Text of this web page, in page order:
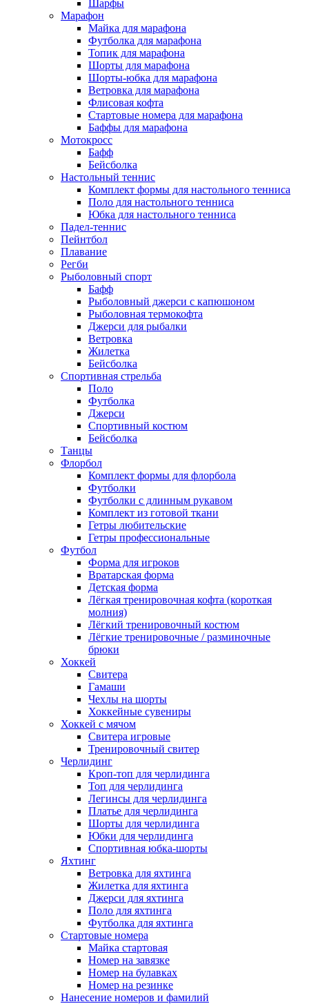
Шарфы
Марафон
Майка для марафона
Футболка для марафона
Топик для марафона
Шорты для марафона
Шорты-юбка для марафона
Ветровка для марафона
Флисовая кофта
Стартовые номера для марафона
Баффы для марафона
Мотокросс
Бафф
Бейсболка
Настольный теннис
Комплект формы для настольного тенниса
Поло для настольного тенниса
Юбка для настольного тенниса
Падел-теннис
Пейнтбол
Плавание
Регби
Рыболовный спорт
Бафф
Рыболовный джерси с капюшоном
Рыболовная термокофта
Джерси для рыбалки
Ветровка
Жилетка
Бейсболка
Спортивная стрельба
Поло
Футболка
Джерси
Спортивный костюм
Бейсболка
Танцы
Флорбол
Комплект формы для флорбола
Футболки
Футболки с длинным рукавом
Комплект из готовой ткани
Гетры любительские
Гетры профессиональные
Футбол
Форма для игроков
Вратарская форма
Детская форма
Лёгкая тренировочная кофта (короткая
молния)
Лёгкий тренировочный костюм
Лёгкие тренировочные / разминочные
брюки
Хоккей
Свитера
Гамаши
Чехлы на шорты
Хоккейные сувениры
Хоккей с мячом
Свитера игровые
Тренировочный свитер
Черлидинг
Кроп-топ для черлидинга
Топ для черлидинга
Легинсы для черлидинга
Платье для черлидинга
Шорты для черлидинга
Юбки для черлидинга
Спортивная юбка-шорты
Яхтинг
Ветровка для яхтинга
Жилетка для яхтинга
Джерси для яхтинга
Поло для яхтинга
Футболка для яхтинга
Стартовые номера
Майка стартовая
Номер на завязке
Номер на булавках
Номер на резинке
Нанесение номеров и фамилий